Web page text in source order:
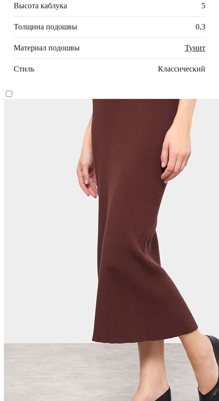
Высота каблука 5
Толщина подошвы 0,3
Материал подошвы Тунит
Стиль Классический